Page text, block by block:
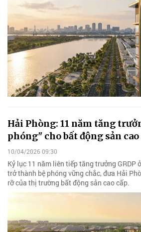
Hải Phòng: 11 năm tăng
phóng" cho bất động sản
10/04/2026 09:30
Kỷ lục 11 năm liên tiếp tăng trưởng GRDP
trở thành bệ phóng vững chắc, đưa Hải
rỡ của thị trường bất động sản cao cấp.